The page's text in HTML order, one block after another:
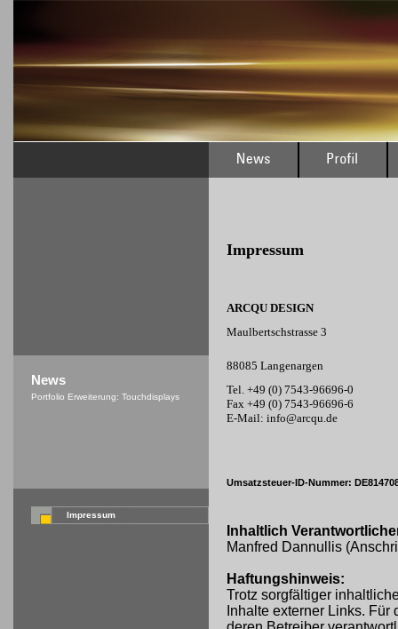
Impressum
ARCQU DESIGN
Maulbertschstrasse 3
88085 Langenargen
Tel. +49 (0) 7543-96696-0
Fax +49 (0) 7543-96696-6
E-Mail: info@arcqu.de
Umsatzsteuer-ID-Nummer:
Inhaltlich
Manfred Dannullis
Haftungshinweis:
Trotz sorgfältiger
Inhalte externer Links.
News
Portfolio Erweiterung: Touchdisplays
Impressum